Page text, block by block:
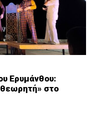
Ερυμάνθου:
στο